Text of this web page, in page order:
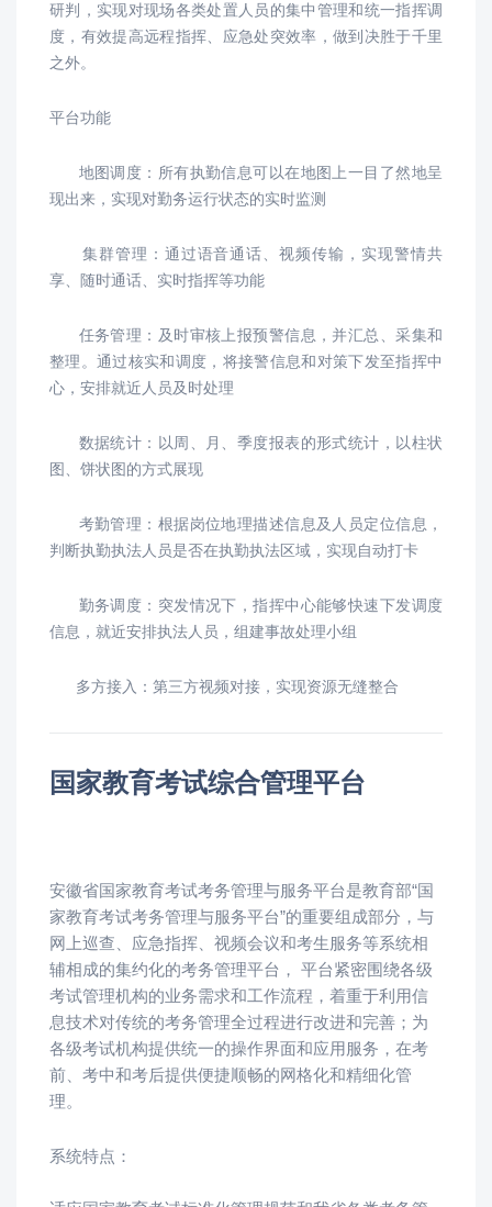
研判，实现对现场各类处置人员的集中管理和统一指挥调
度，有效提高远程指挥、应急处突效率，做到决胜于千里
之外。
平台功能
地图调度：所有执勤信息可以在地图上一目了然地呈
现出来，实现对勤务运行状态的实时监测
集群管理：通过语音通话、视频传输，实现警情共
享、随时通话、实时指挥等功能
任务管理：及时审核上报预警信息，并汇总、采集和
整理。通过核实和调度，将接警信息和对策下发至指挥中
心，安排就近人员及时处理
数据统计：以周、月、季度报表的形式统计，以柱状
图、饼状图的方式展现
考勤管理：根据岗位地理描述信息及人员定位信息，
判断执勤执法人员是否在执勤执法区域，实现自动打卡
勤务调度：突发情况下，指挥中心能够快速下发调度
信息，就近安排执法人员，组建事故处理小组
多方接入：第三方视频对接，实现资源无缝整合
国家教育考试综合管理平台
安徽省国家教育考试考务管理与服务平台是教育部“国
家教育考试考务管理与服务平台”的重要组成部分，与
网上巡查、应急指挥、视频会议和考生服务等系统相
辅相成的集约化的考务管理平台， 平台紧密围绕各级
考试管理机构的业务需求和工作流程，着重于利用信
息技术对传统的考务管理全过程进行改进和完善；为
各级考试机构提供统一的操作界面和应用服务，在考
前、考中和考后提供便捷顺畅的网格化和精细化管
理。
系统特点：